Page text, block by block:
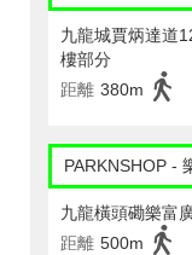
九龍城賈炳達道
樓部分
距離 380m
PARKNSHOP -
九龍橫頭磡樂富
距離 500m